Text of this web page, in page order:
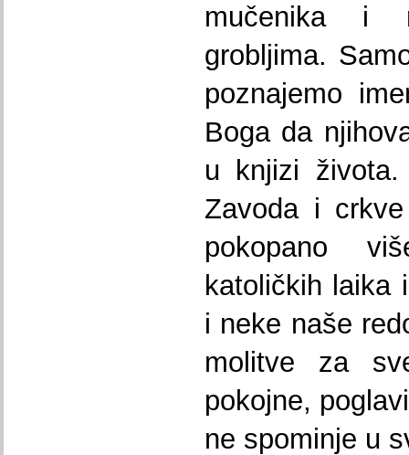
mučenika i
grobljima.
poznajemo
Boga da
u knjizi života.
Zavoda i
pokopano
katoličkih laika
i neke naše
molitve za
pokojne,
ne spominje